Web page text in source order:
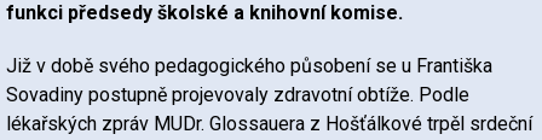
funkci předsedy školské a knihovní komise.
Již v době svého pedagogického působení se u Františka
Sovadiny postupně projevovaly zdravotní obtíže. Podle
lékařských zpráv MUDr. Glossauera z Hošťálkové trpěl srdeční